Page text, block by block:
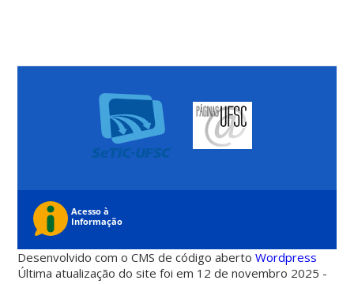
Desenvolvido com o CMS de código abertoWordpress
Última atualização do site foi em 12 de novembro 2025 -